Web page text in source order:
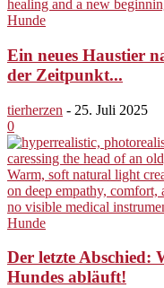
Hunde
Ein neues Haustier
der Zeitpunkt...
tierherzen - 25. Juli 2025
0
Hunde
Der letzte Abschied:
Hundes abläuft!